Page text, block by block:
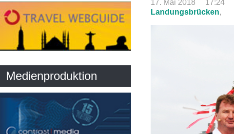
17. Mai 2018 17:24
Landungsbrücken,
Medienproduktion